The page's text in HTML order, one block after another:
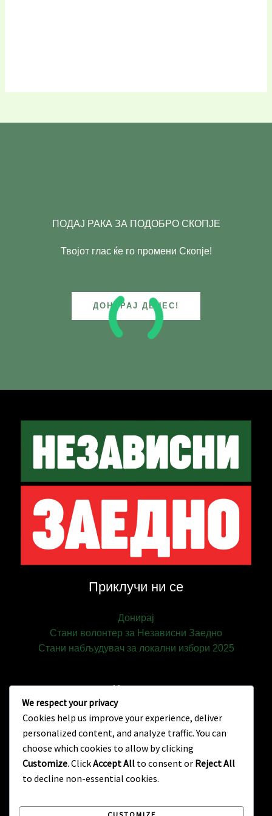
ПОДАЈ РАКА ЗА ПОДОБРО СКОПЈЕ
Твојот глас ќе го промени Скопје!
ДОНИРАЈ ДЕНЕС!
Приклучи ни се
Донирај
Стани волонтер за Независни Зaедно
Стани набљудувач за локални избори 2025
Контакт
Контакт
Град Скопје, Северна Македонија
info@nezavisnizaedno.mk
We respect your privacy
Cookies help us improve your experience, deliver
personalized content, and analyze traffic. You can
choose which cookies to allow by clicking
Customize. ClickAccept All to consent or Reject All
to decline non-essential cookies.